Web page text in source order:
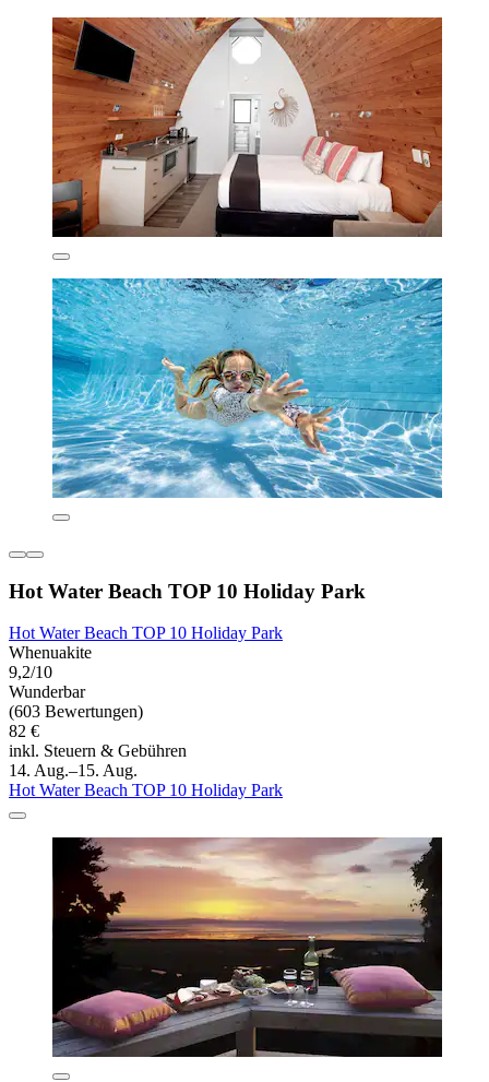
Hot Water Beach TOP 10 Holiday Park
Hot Water Beach TOP 10 Holiday Park
Whenuakite
9,2/10
Wunderbar
(603 Bewertungen)
82 €
inkl. Steuern & Gebühren
14. Aug.–15. Aug.
Hot Water Beach TOP 10 Holiday Park